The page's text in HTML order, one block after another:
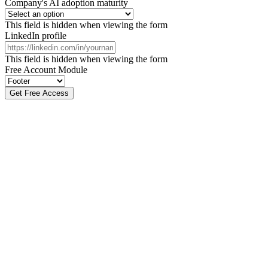
Company's AI adoption maturity
This field is hidden when viewing the form
LinkedIn profile
This field is hidden when viewing the form
Free Account Module